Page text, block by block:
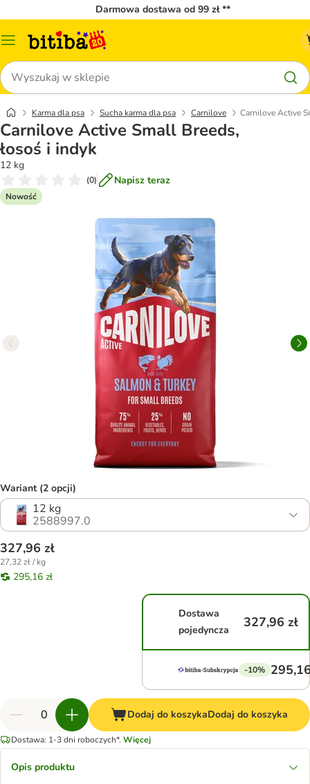
Darmowa dostawa od 99 zł **
Menu
Szukaj
Karma dla psa Sucha karma dla psa Carnilove Carnilove Active
Carnilove Active Small Breeds,
łosoś i indyk
12 kg
(0) Napisz teraz
Nowość
Wariant (2 opcji)
12 kg
2588997.0
327,96 zł
27,32 zł / kg
295,16 zł
Dostawa
pojedyncza
327,96 zł
-10%
Dodaj do koszykaDodaj do koszyka
Dostawa: 1-3 dni roboczych*. Więcej
Opis produktu